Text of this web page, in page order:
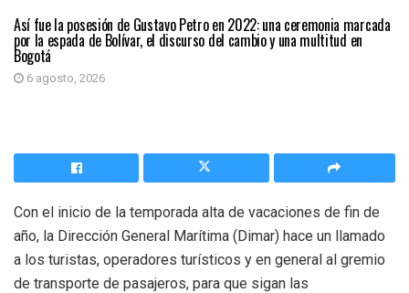
Así fue la posesión de Gustavo Petro en 2022: una ceremonia marcada
por la espada de Bolívar, el discurso del cambio y una multitud en
Bogotá
6 agosto, 2026
Con el inicio de la temporada alta de vacaciones de fin de
año, la Dirección General Marítima (Dimar) hace un llamado
a los turistas, operadores turísticos y en general al gremio
de transporte de pasajeros, para que sigan las